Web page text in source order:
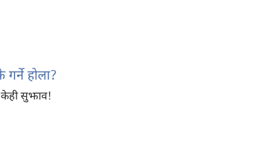
होला?
केही सुझाव!